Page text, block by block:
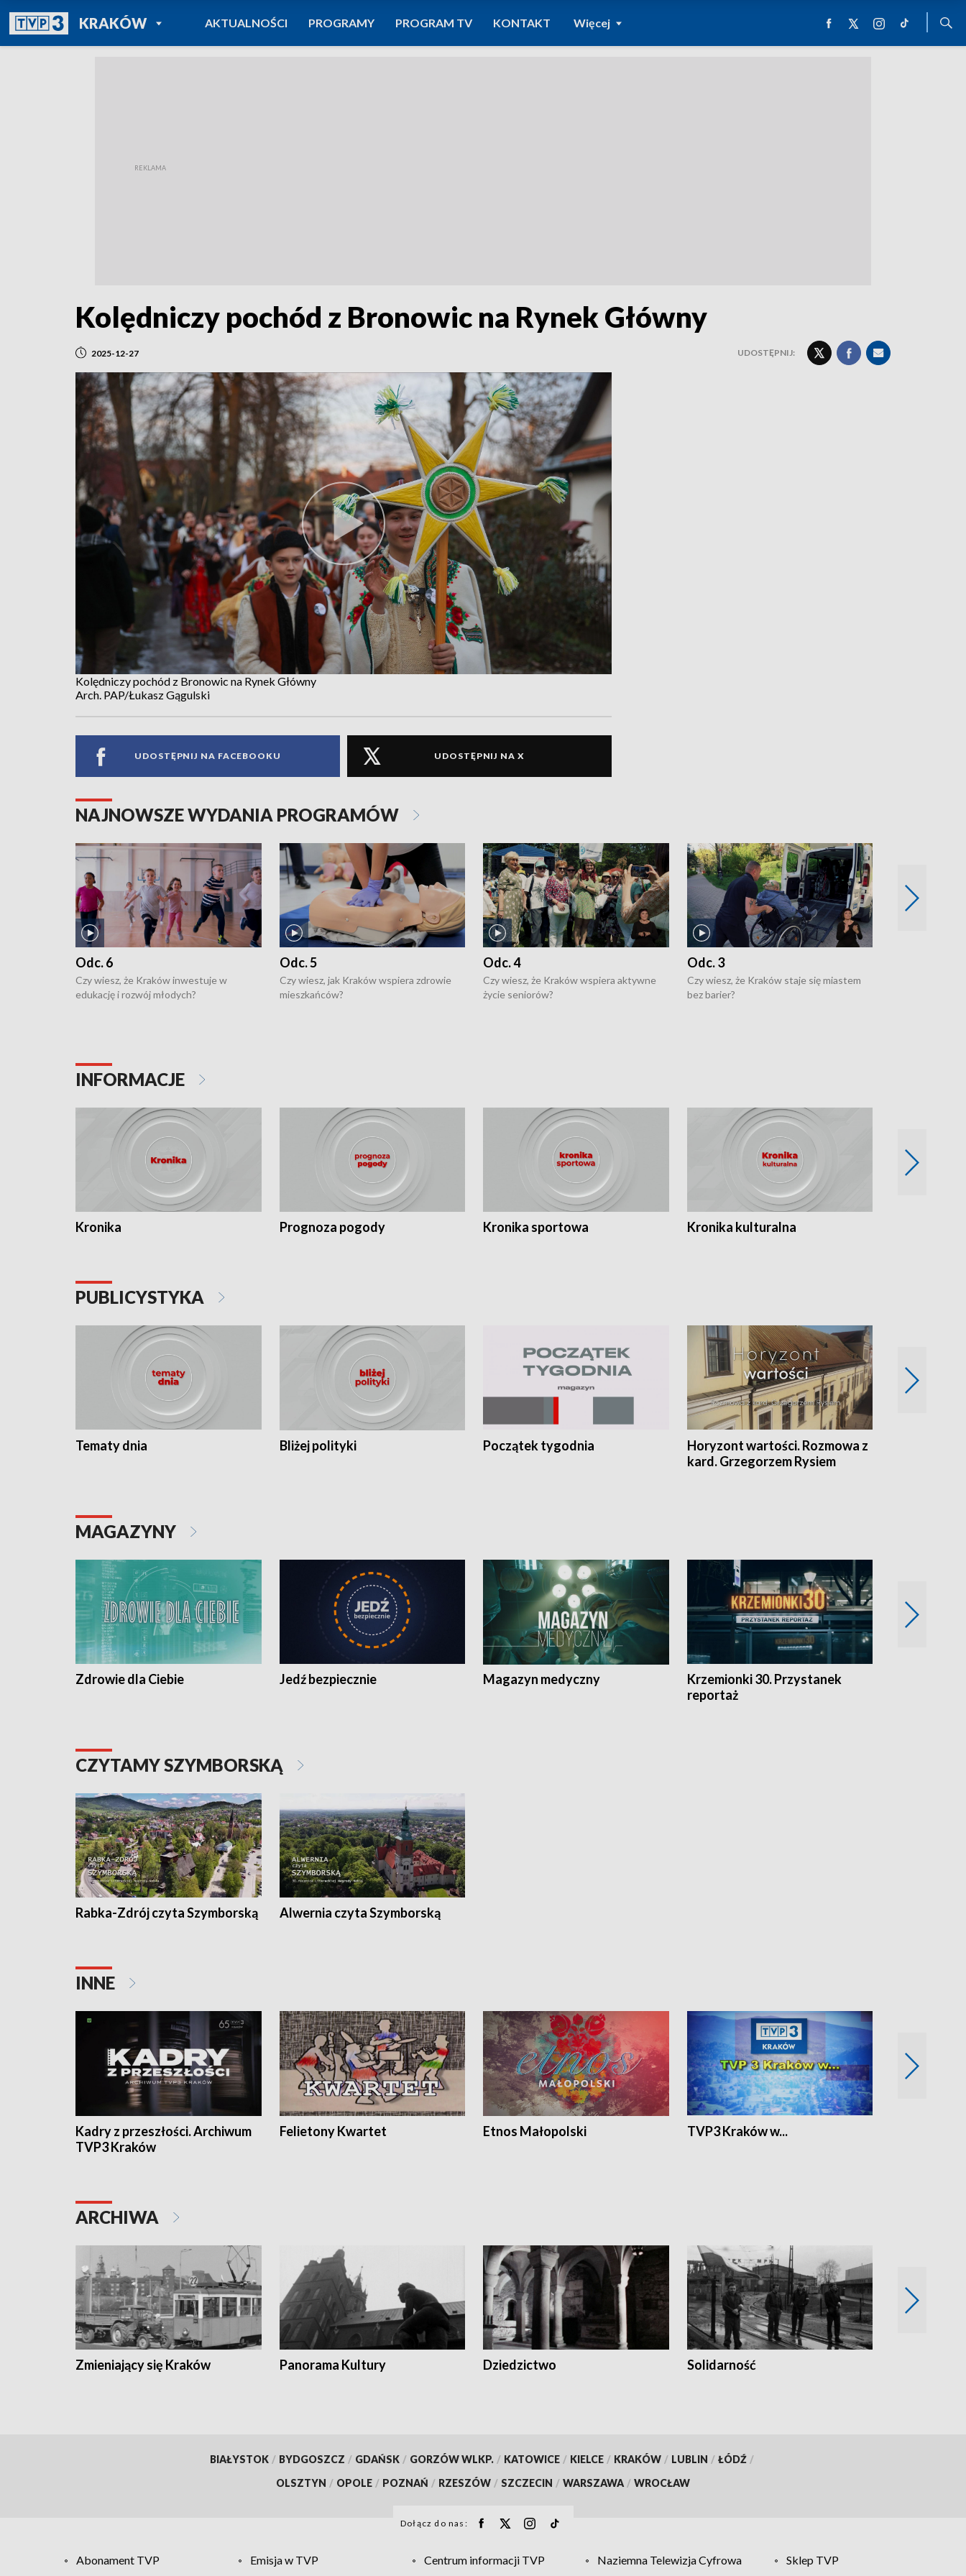
KRAKÓWPOWRÓT DO
TVP REGIONY
AKTUALNOŚCI PROGRAMY PROGRAM TV KONTAKT Więcej
Kolędniczy pochód z Bronowic na Rynek Główny
2025-12-27 UDOSTĘPNIJ:
Kolędniczy pochód z Bronowic na Rynek Główny
Arch. PAP/Łukasz Gągulski
UDOSTĘPNIJ NA FACEBOOKU UDOSTĘPNIJ NA X
NAJNOWSZE WYDANIA PROGRAMÓW
Odc. 6
Czy wiesz, że Kraków inwestuje w
edukację i rozwój młodych?
Odc. 5
Czy wiesz, jak Kraków wspiera zdrowie
mieszkańców?
Odc. 4
Czy wiesz, że Kraków wspiera aktywne
życie seniorów?
Odc. 3
Czy wiesz, że Kraków staje się miastem
bez barier?
INFORMACJE
Kronika Prognoza pogody Kronika sportowa Kronika kulturalna
PUBLICYSTYKA
Tematy dnia Bliżej polityki Początek tygodnia
Horyzont wartości. Rozmowa z
kard. Grzegorzem Rysiem
MAGAZYNY
Zdrowie dla Ciebie Jedź bezpiecznie Magazyn medyczny
Krzemionki 30. Przystanek
reportaż
CZYTAMY SZYMBORSKĄ
Rabka-Zdrój czyta Szymborską Alwernia czyta Szymborską
INNE
Kadry z przeszłości. Archiwum
TVP3 Kraków
Felietony Kwartet Etnos Małopolski TVP3 Kraków w...
ARCHIWA
Zmieniający się Kraków Panorama Kultury Dziedzictwo Solidarność
BIAŁYSTOK / BYDGOSZCZ / GDAŃSK / GORZÓW WLKP. / KATOWICE / KIELCE / KRAKÓW / LUBLIN / ŁÓDŹ /
OLSZTYN / OPOLE / POZNAŃ / RZESZÓW / SZCZECIN / WARSZAWA / WROCŁAW
Dołącz do nas:
Abonament TVP Emisja w TVP Centrum informacji TVP Naziemna Telewizja Cyfrowa
Sklep TVP